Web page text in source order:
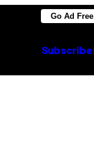
Go Ad Free
Subscribe